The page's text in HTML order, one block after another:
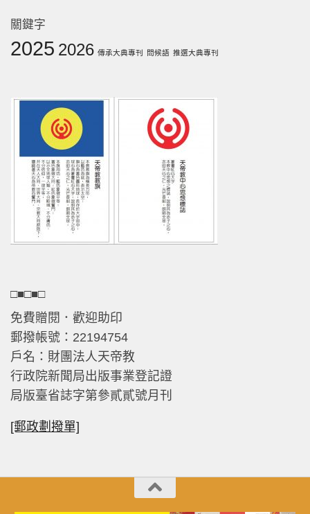
關鍵字
2025 2026 傳承大典專刊 問候語 推選大典專刊
□■□■□
免費贈閱．歡迎助印
郵撥帳號：22194754
戶名：財團法人天帝教
行政院新聞局出版事業登記證
局版臺省誌字第參貳貳號月刊
[郵政劃撥單]